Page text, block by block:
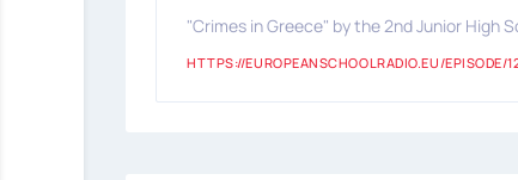
"Crimes in Greece" by the 2nd Junior High
HTTPS://EUROPEANSCHOOLRADIO.EU/EPISODE/